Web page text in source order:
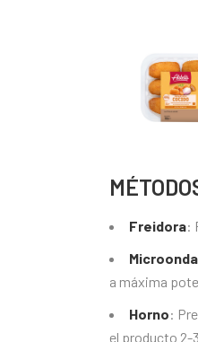
Freidora:
a máxima
Horno:
el producto 2-